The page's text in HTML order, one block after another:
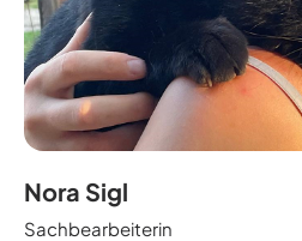
Nora Sigl
Sachbearbeiterin